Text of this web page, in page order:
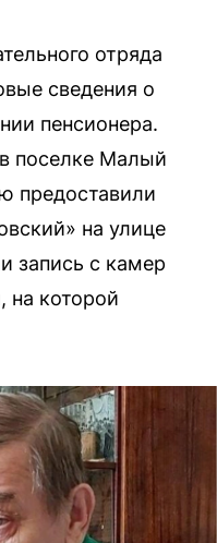
отряда
сведения о
пенсионера.
поселке Малый
предоставили
на улице
запись с камер
на которой